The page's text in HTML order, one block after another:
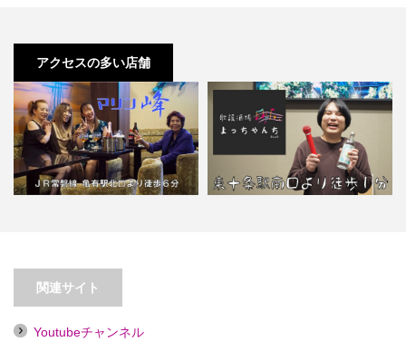
アクセスの多い店舗
【亀有】スナック マリン峰
関連サイト
Youtubeチャンネル